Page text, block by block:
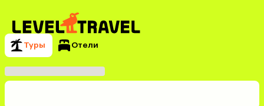
Туры Отели